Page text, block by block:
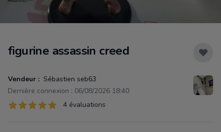
figurine assassin creed
Vendeur : Sébastien seb63
Dernière connexion : 06/08/2026 18:40
Évaluations
4 sur 5 étoiles 4 évaluations